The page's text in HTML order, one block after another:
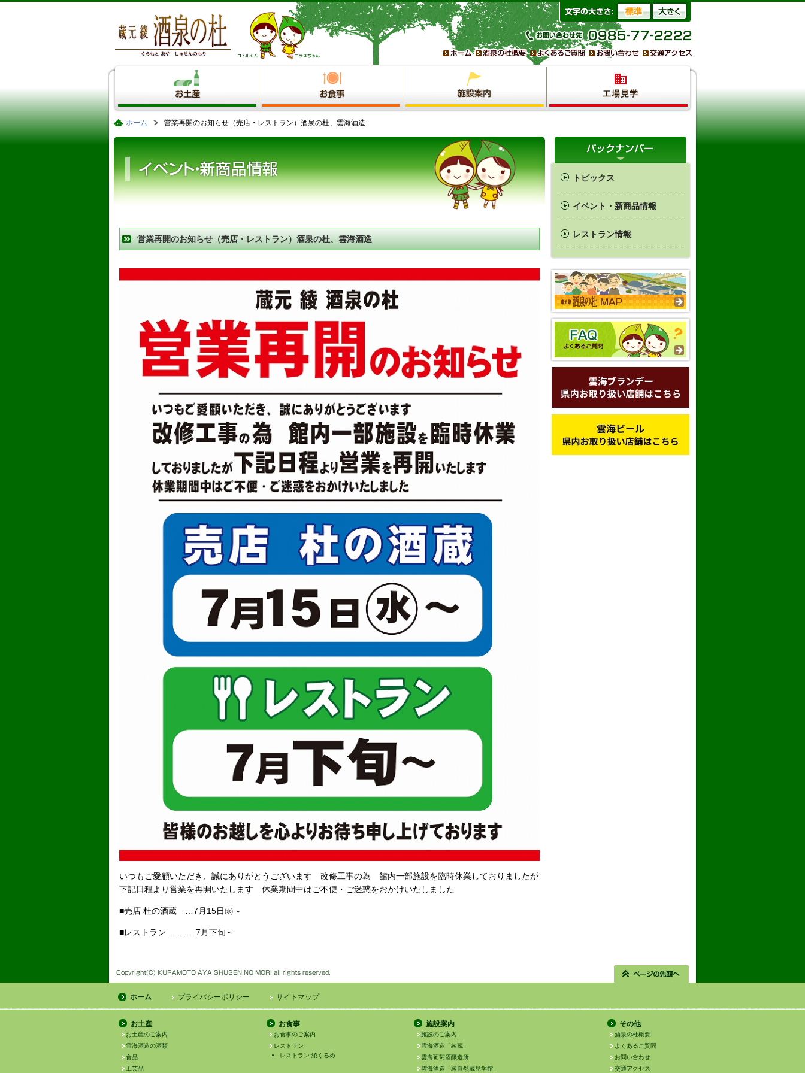
ホーム 営業再開のお知らせ（売店・レストラン）酒泉の杜、雲海酒造
営業再開のお知らせ（売店・レストラン）酒泉の杜、雲海酒造
いつもご愛顧いただき、誠にありがとうございます 改修工事の為 館内一部施設を臨時休業しておりましたが
下記日程より営業を再開いたします 休業期間中はご不便・ご迷惑をおかけいたしました
■売店 杜の酒蔵 …7月15日㈬～
■レストラン ……… 7月下旬～
トピックス
イベント・新商品情報
レストラン情報
ホーム プライバシーポリシー サイトマップ
お土産
お土産のご案内
雲海酒造の酒類
食品
工芸品
お食事
お食事のご案内
レストラン
レストラン 綾ぐるめ
施設案内
施設のご案内
雲海酒造「綾蔵」
雲海葡萄酒醸造所
雲海酒造「綾自然蔵見学館」
その他
酒泉の杜概要
よくあるご質問
お問い合わせ
交通アクセス